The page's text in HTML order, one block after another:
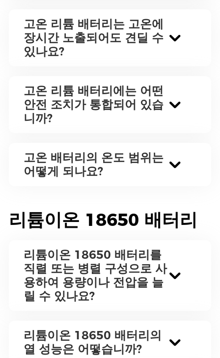
고온 리튬 배터리는 고온에
장시간 노출되어도 견딜 수
있나요?
고온 리튬 배터리에는 어떤
안전 조치가 통합되어 있습
니까?
고온 배터리의 온도 범위는
어떻게 되나요?
리튬이온 18650 배터리
리튬이온 18650 배터리를
직렬 또는 병렬 구성으로 사
용하여 용량이나 전압을 늘
릴 수 있나요?
리튬이온 18650 배터리의
열 성능은 어떻습니까?